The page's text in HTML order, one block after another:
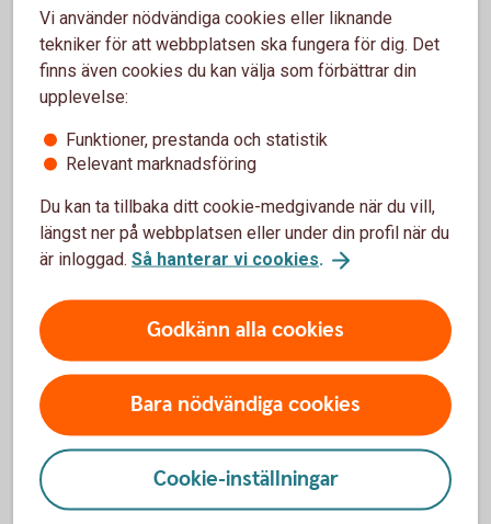
Sparbanksidén
Alla Sparbanker har samma grundläggande värderingar och
grundläggande principer:
Den lokala geografiska marknaden och kunderna i fokus
alla finansiella beslut
En ägarform utan enskild vinstmaximerande huvudman,
där överskottet återförs till bygden
Här kan du se filmen om hur sparbanksidén en gång i tiden
startade.
Vi använder nödvändiga cookies eller liknande
tekniker för att webbplatsen ska fungera för dig. Det
finns även cookies du kan välja som förbättrar din
upplevelse:
Funktioner, prestanda och statistik
Relevant marknadsföring
Du kan ta tillbaka ditt cookie-medgivande när du vill,
längst ner på webbplatsen eller under din profil när du
är inloggad. Så hanterar vi cookies.
Godkänn alla cookies
Bara nödvändiga cookies
Cookie-inställningar